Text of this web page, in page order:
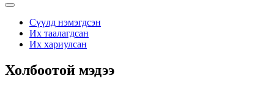
Сүүлд нэмэгдсэн
Их таалагдсан
Их хариулсан
Холбоотой мэдээ